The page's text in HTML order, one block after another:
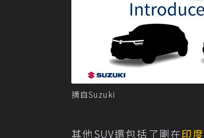
摘自Suzuki
其他SUV還包括了剛在印度